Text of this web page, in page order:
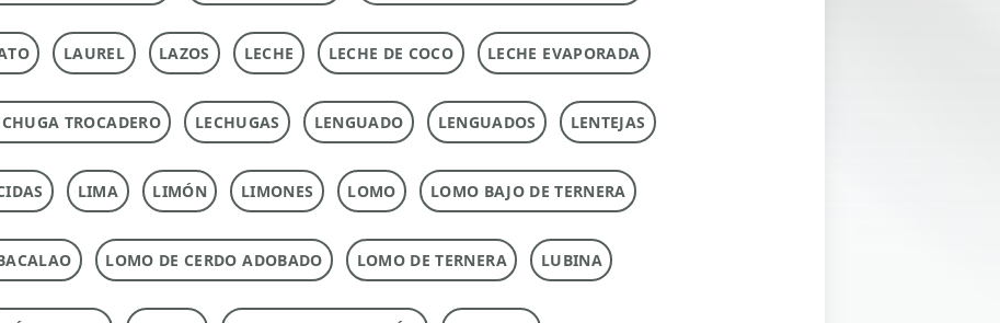
LAUREL LAZOS LECHE LECHE DE COCO LECHE EVAPORADA
TROCADERO LECHUGAS LENGUADO LENGUADOS LENTEJAS
LIMA LIMÓN LIMONES LOMO LOMO BAJO DE TERNERA
LOMO DE CERDO ADOBADO LOMO DE TERNERA LUBINA